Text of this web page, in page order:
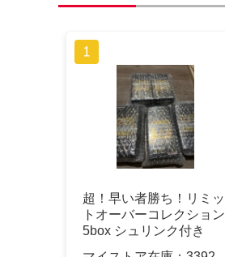
超！早い者勝ち！リミッ
トオーバーコレクション
5box シュリンク付き